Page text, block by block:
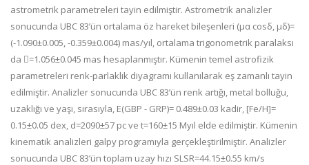
astrometrik parametreleri tayin edilmiştir. Astrometrik analizler
sonucunda UBC 83’ün ortalama öz hareket bileşenleri (µα cosδ, µδ)=
(-1.090±0.005, -0.359±0.004) mas/yıl, ortalama trigonometrik paralaksı
da =1.056±0.045 mas hesaplanmıştır. Kümenin temel astrofizik
parametreleri renk-parlaklık diyagramı kullanılarak eş zamanlı tayin
edilmiştir. Analizler sonucunda UBC 83’ün renk artığı, metal bolluğu,
uzaklığı ve yaşı, sırasıyla, E(GBP - GRP)= 0.489±0.03 kadir, [Fe/H]=
0.15±0.05 dex, d=2090±57 pc ve t=160±15 Myıl elde edilmiştir. Kümenin
kinematik analizleri galpy programıyla gerçekleştirilmiştir. Analizler
sonucunda UBC 83’ün toplam uzay hızı SLSR=44.15±0.55 km/s